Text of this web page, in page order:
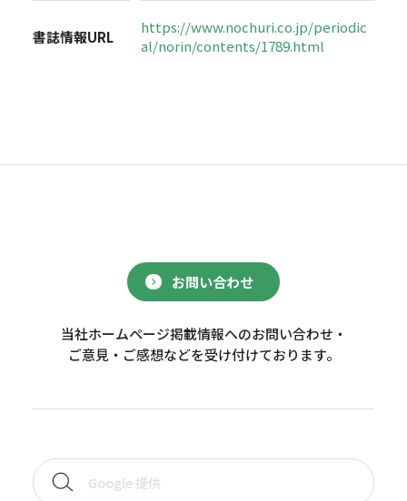
書誌情報URL
https://www.nochuri.co.jp/periodic
al/norin/contents/1789.html
お問い合わせ
当社ホームページ掲載情報へのお問い合わせ・
ご意見・ご感想などを受け付けております。